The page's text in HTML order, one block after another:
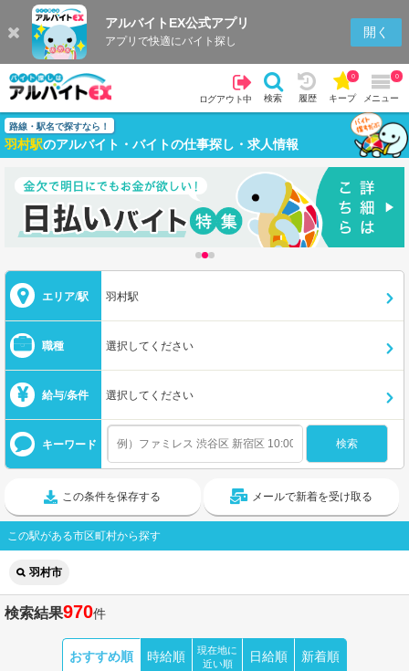
アルバイトEX公式アプリ
アプリで快適にバイト探し
開く
ログアウト中 検索 履歴 キープ
0
メニュー
0
路線・駅名で探すなら！
羽村駅のアルバイト・バイトの仕事探し・求人情報
エリア/駅 羽村駅
職種 選択してください
給与/条件 選択してください
キーワード
この条件を保存する メールで新着を受け取る
この駅がある市区町村から探す
羽村市
検索結果970件
おすすめ順 時給順
現在地に
近い順
日給順 新着順